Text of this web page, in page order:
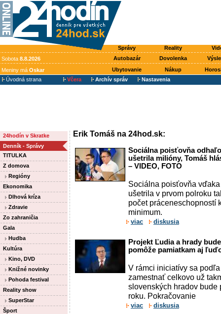
Správy Reality
Sobota 8.8.2026 Autobazár Dovolenka
Meniny má Oskar Ubytovanie Nákup
Úvodná strana
Včera Archív správ Nastavenia
24hodín v Skratke
Denník - Správy
TITULKA
Z domova
Regióny
Ekonomika
Dlhová kríza
Zdravie
Zo zahraničia
Gala
Hudba
Kultúra
Kino, DVD
Knižné novinky
Pohoda festival
Reality show
SuperStar
Šport
Erik Tomáš na 24hod.sk:
Sociálna poisťovňa
ušetrila milióny, Tomáš
– VIDEO, FOTO
Sociálna poisťovňa
ušetrila v prvom polroku
počet práceneschopností
minimum.
viac diskusia
Projekt Ľudia a hrady
pomôže pamiatkam aj
V rámci iniciatívy sa
zamestnať celkovo už
slovenských hradov
roku. Pokračovanie
viac diskusia